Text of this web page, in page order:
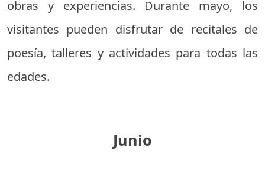
obras y experiencias. Durante mayo, los
visitantes pueden disfrutar de recitales de
poesía, talleres y actividades para todas las
edades.
Junio